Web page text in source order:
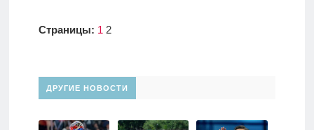
Страницы: 1 2
ДРУГИЕ НОВОСТИ